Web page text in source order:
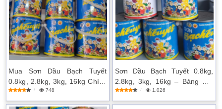
Mua Sơn Dầu Bạch Tuyết
0.8kg, 2.8kg, 3kg, 16kg Chính
Hãng – Giao Nhanh!
748
Sơn Dầu Bạch Tuyết 0.8kg,
2.8kg, 3kg, 16kg – Bảng Giá
Mới Nhất 2025
1,026